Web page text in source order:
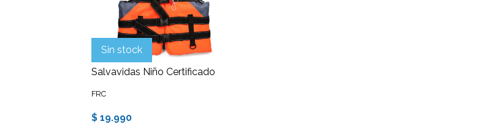
Sin stock
Salvavidas Niño Certificado
FRC
$ 19.990